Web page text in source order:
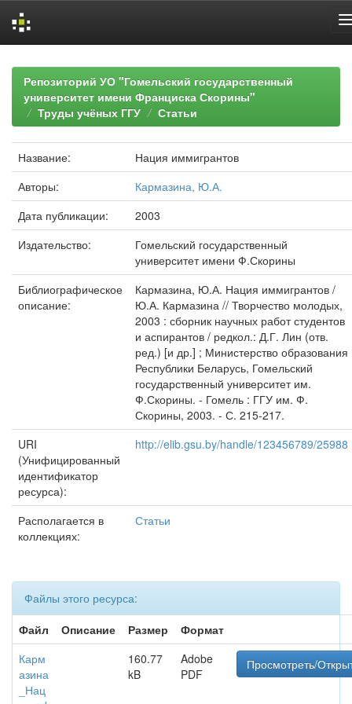
navigationРепозиторий УО "Гомельский государственный
университет имени Франциска Скорины"
Труды учёных ГГУ
Статьи
Название:
Нация иммигрантов
Авторы:
Кармазина, Ю.А.
Дата публикации:
2003
Издательство:
Гомельский государственный
университет имени Ф.Скорины
Библиографическое
описание:
Кармазина, Ю.А. Нация иммигрантов /
Ю.А. Кармазина // Творчество молодых,
2003 : сборник научных работ студентов
и аспирантов / редкол.: Д.Г. Лин (отв.
ред.) [и др.] ; Министерство образования
Республики Беларусь, Гомельский
государственный университет им.
Ф.Скорины. - Гомель : ГГУ им. Ф.
Скорины, 2003. - С. 215-217.
URI
(Унифицированный
идентификатор
ресурса):
http://elib.gsu.by/handle/123456789/25988
Располагается в
коллекциях:
Статьи
Файлы этого ресурса:
Файл
Описание Размер
Формат
Карм
азина
_Нац
160.77
kB
Adobe
PDF
Просмотреть/